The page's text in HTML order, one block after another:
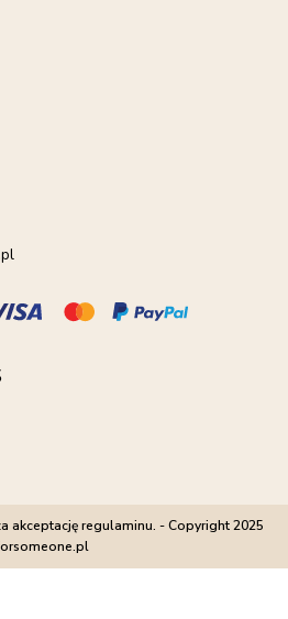
akceptację regulaminu. - Copyright 2025